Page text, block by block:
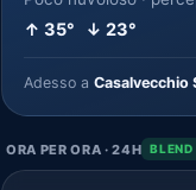
↑ 35° ↓ 23°
Adesso a Casalvecchio
ORA PER ORA · 24H BLEND